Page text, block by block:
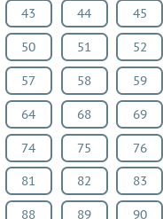
43 44 45
50 51 52
57 58 59
64 68 69
74 75 76
81 82 83
88 89 90